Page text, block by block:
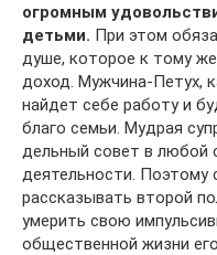
огромным
детьми. При этом
душе, которое к тому
доход. Мужчина-Петух,
найдет себе работу и
благо семьи. Мудрая
дельный совет в любой
деятельности. Поэтому
рассказывать второй
умерить свою
общественной жизни